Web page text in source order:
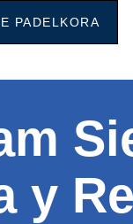
PADELKORA
y